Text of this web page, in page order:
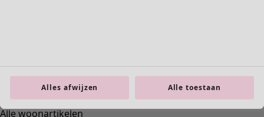
Nieuw
Alle woonartikelen
Alles afwijzen Alle toestaan